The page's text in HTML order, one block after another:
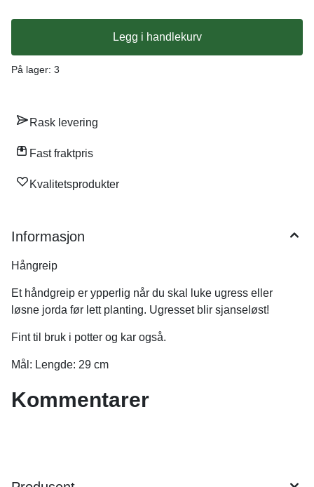
Legg i handlekurv
På lager: 3
Rask levering
Fast fraktpris
Kvalitetsprodukter
Informasjon
Hångreip
Et håndgreip er ypperlig når du skal luke ugress eller
løsne jorda før lett planting. Ugresset blir sjanseløst!
Fint til bruk i potter og kar også.
Mål: Lengde: 29 cm
Kommentarer